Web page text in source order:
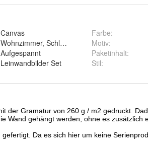
Canvas
Wohnzimmer, Schlafzimmer, Kinderzimmer
Aufgespannt
Leinwandbilder Set
Farbe:
Motiv:
Paketinhalt:
Stil: